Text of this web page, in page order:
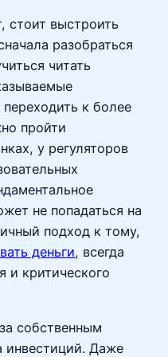
стоит выстроить
разобраться
читать
к более
пройти
у регуляторов
не попадаться на
подход к тому,
деньги, всегда
и критического
собственным
инвестиций. Даже